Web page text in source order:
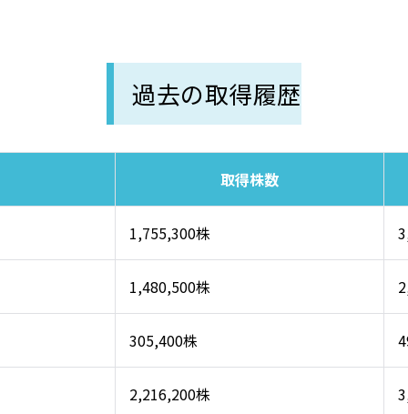
過去の取得履歴
取得株数
1,755,300株
1,480,500株
305,400株
2,216,200株